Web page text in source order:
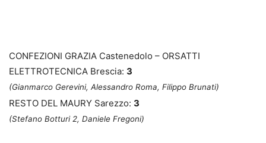
CONFEZIONI GRAZIA Castenedolo – ORSATTI
ELETTROTECNICA Brescia: 3
(Gianmarco Gerevini, Alessandro Roma, Filippo Brunati)
RESTO DEL MAURY Sarezzo: 3
(Stefano Botturi 2, Daniele Fregoni)